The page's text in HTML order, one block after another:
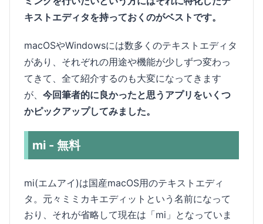
キストエディタを持っておくのがベストです。
macOSやWindowsには数多くのテキストエディタ
があり、それぞれの用途や機能が少しずつ変わっ
てきて、全て紹介するのも大変になってきます
が、 今回筆者的に良かったと思うアプリをいくつ
かピックアップしてみました。
mi - 無料
mi(エムアイ)は国産macOS用のテキストエディ
タ。元々ミミカキエディットという名前になって
おり、それが省略して現在は「mi」となっていま